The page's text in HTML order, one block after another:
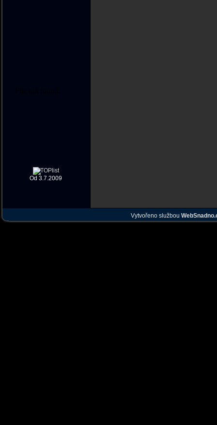
Od 3.7.2009
Vytvořeno službou